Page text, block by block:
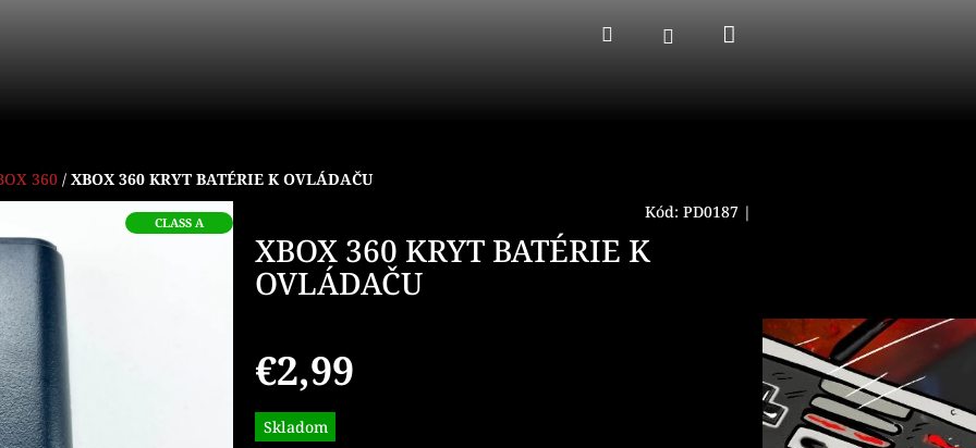
Hľadať Prihlásenie
360 / XBOX 360 KRYT BATÉRIE K OVLÁDAČU
CLASS A
Kód: PD0187 |
XBOX 360 KRYT BATÉRIE K
OVLÁDAČU
€2,99
Jednotková
cena:
Skladom